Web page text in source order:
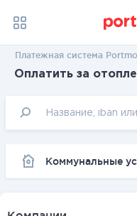
Платежная система
Оплатить за
Коммунальные